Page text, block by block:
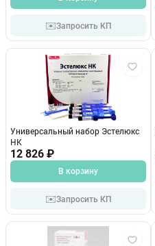
✉️Запросить КП
Универсальный набор Эстелюкс
НК
12 826 ₽
В корзину
✉️Запросить КП